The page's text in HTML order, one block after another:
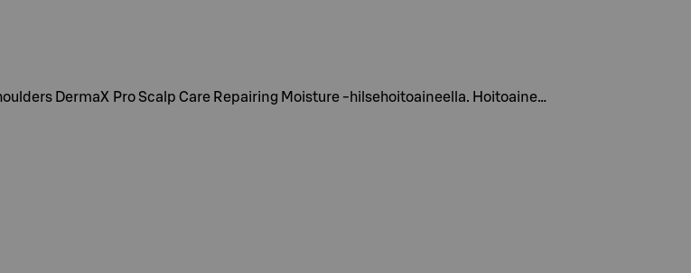
DermaX Pro Scalp Care Repairing Moisture -hilsehoitoaineella. Hoitoaine…